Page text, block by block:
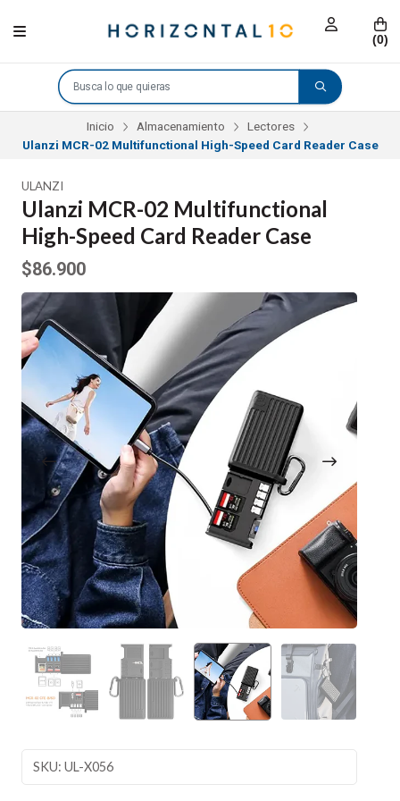
(0)
Inicio Almacenamiento
Lectores
Ulanzi MCR-02 Multifunctional High-Speed Card Reader Case
ULANZI
Ulanzi MCR-02 Multifunctional
High-Speed Card Reader Case
$86.900
SKU: UL-X056